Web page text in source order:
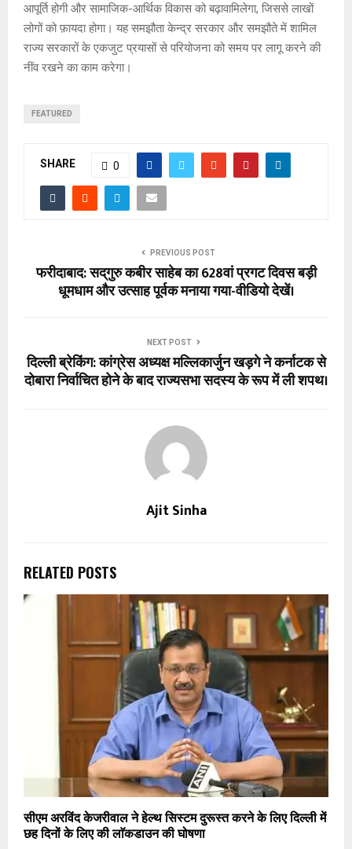
आपूर्ति होगी और सामाजिक-आर्थिक विकास को बढ़ावामिलेगा, जिससे लाखों
लोगों को फ़ायदा होगा। यह समझौता केन्द्र सरकार और समझौते में शामिल
राज्य सरकारों के एकजुट प्रयासों से परियोजना को समय पर लागू करने की
नींव रखने का काम करेगा।
FEATURED
SHARE 0
PREVIOUS POST
फरीदाबाद: सद्‌गुरु कबीर साहेब का 628वां प्रगट दिवस बड़ी
धूमधाम और उत्साह पूर्वक मनाया गया-वीडियो देखें।
NEXT POST
दिल्ली ब्रेकिंग: कांग्रेस अध्यक्ष मल्लिकार्जुन खड़गे ने कर्नाटक से
दोबारा निर्वाचित होने के बाद राज्यसभा सदस्य के रूप में ली शपथ।
Ajit Sinha
RELATED POSTS
सीएम अरविंद केजरीवाल ने हेल्थ सिस्टम दुरूस्त करने के लिए दिल्ली में
छह दिनों के लिए की लाॅकडाउन की घोषणा